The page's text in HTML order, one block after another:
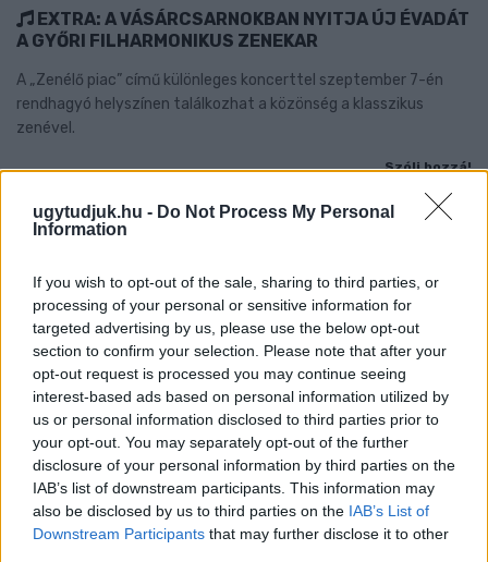
ugytudjuk.hu - Do Not Process My Personal
Information
If you wish to opt-out of the sale, sharing to third parties, or
processing of your personal or sensitive information for
targeted advertising by us, please use the below opt-out
section to confirm your selection. Please note that after your
opt-out request is processed you may continue seeing
interest-based ads based on personal information utilized by
us or personal information disclosed to third parties prior to
your opt-out. You may separately opt-out of the further
disclosure of your personal information by third parties on the
IAB’s list of downstream participants. This information may
also be disclosed by us to third parties on the IAB’s List of
Downstream Participants that may further disclose it to other
EXTRA: A VÁSÁRCSARNOKBAN NYITJA ÚJ ÉVADÁT
A GYŐRI FILHARMONIKUS ZENEKAR
A „Zenélő piac” című különleges koncerttel szeptember 7-én
rendhagyó helyszínen találkozhat a közönség a klasszikus
zenével.
Szólj hozzá!